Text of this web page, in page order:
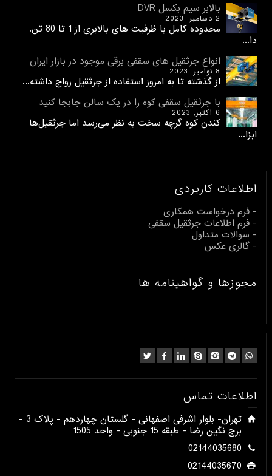
بالابر سیم بکسل DVR
2 دسامبر, 2023
محدوده کامل با ظرفیت های بالابری از 1 تا 80 تن.
دا...
انواع جرثقیل های سقفی برقی موجود در بازار ایران
8 نوامبر, 2023
از گذشته تا به امروز استفاده از جرثقیل رواج داشته...
با جرثقیل سقفی کوه را در یک سالن جابجا کنید
6 اکتبر, 2023
کندن کوه گرچه سخت به نظر می‌رسد اما جرثقیل‌ها
ابزا...
اطلاعات کاربردی
- فرم درخواست همکاری
- فرم اطلاعات جرثقیل سقفی
- سوالات متداول
- گالری عکس
مجوزها و گواهینامه ها
اطلاعات تماس
​تهران- بلوار اشرفی اصفهانی - گلستان چهاردهم - پلاک 3 -
برج نگین رضا - طبقه 15 جنوبی - واحد 1505​
02144035680
02144035670